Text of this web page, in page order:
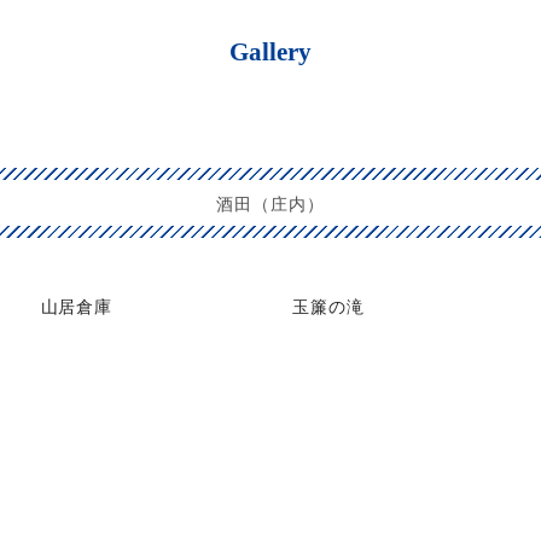
Gallery
酒田（庄内）
山居倉庫 玉簾の滝